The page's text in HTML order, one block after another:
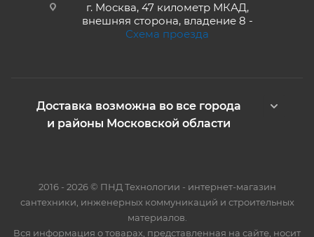
г. Москва, 47 километр МКАД,
внешняя сторона, владение 8 -
Схема проезда
Доставка возможна во все города
и районы Московской области
2016 - 2026 © ПНД Технологии - интернет-магазин
сантехники, инженерных коммуникаций и строительных
материалов.
Вся информация о товарах, представленная на сайте, носит